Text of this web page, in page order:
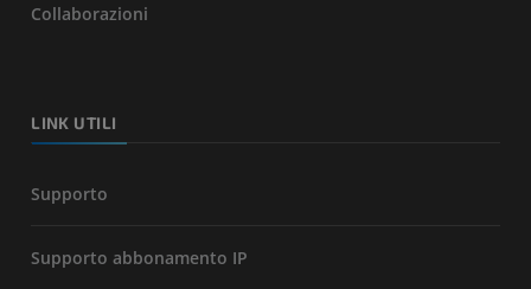
Collaborazioni
LINK UTILI
Supporto
Supporto abbonamento IP